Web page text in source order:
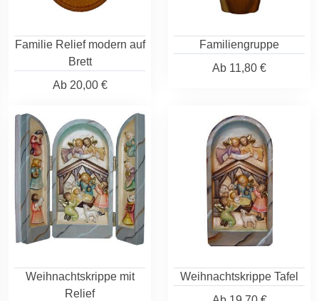
Familie Relief modern auf
Brett
Ab20,00 €
Familiengruppe
Ab 11,80 €
Weihnachtskrippe mit
Relief
Weihnachtskrippe Tafel